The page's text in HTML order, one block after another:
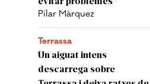
Pilar Màrquez
Terrassa
Un aiguat intens
descarrega sobre